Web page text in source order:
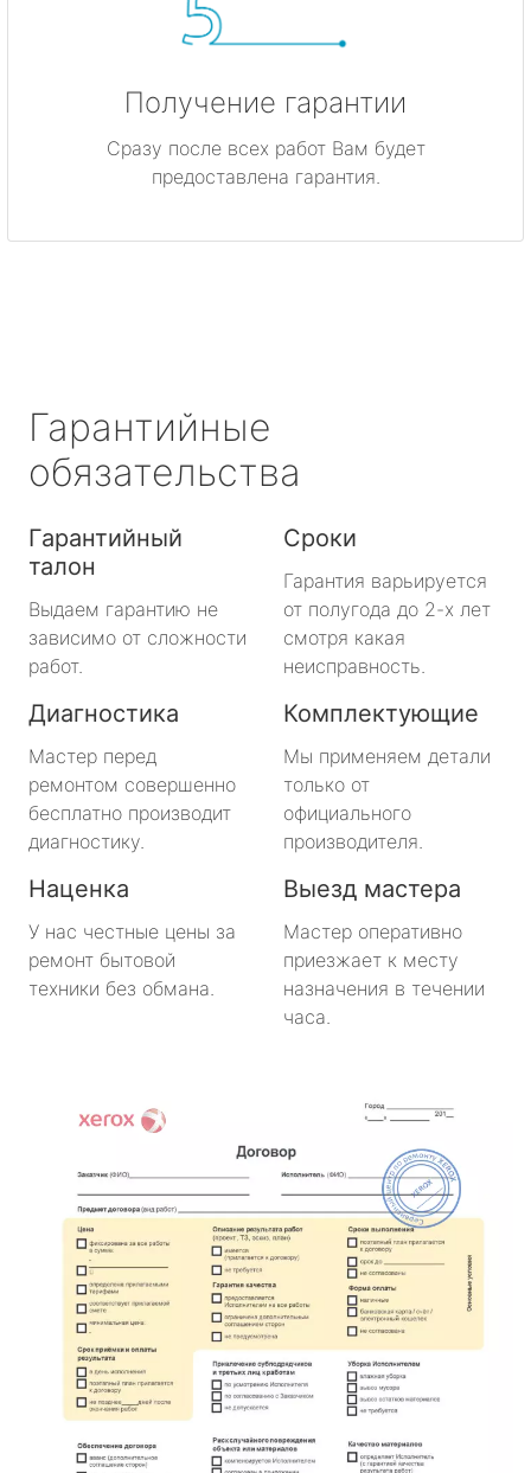
Получение гарантии
Сразу после всех работ Вам будет
предоставлена гарантия.
Гарантийные
обязательства
Гарантийный
талон
Выдаем гарантию не
зависимо от сложности
работ.
Сроки
Гарантия варьируется
от полугода до 2-х лет
смотря какая
неисправность.
Диагностика
Мастер перед
ремонтом совершенно
бесплатно производит
диагностику.
Комплектующие
Мы применяем детали
только от
официального
производителя.
Наценка
У нас честные цены за
ремонт бытовой
техники без обмана.
Выезд мастера
Мастер оперативно
приезжает к месту
назначения в течении
часа.